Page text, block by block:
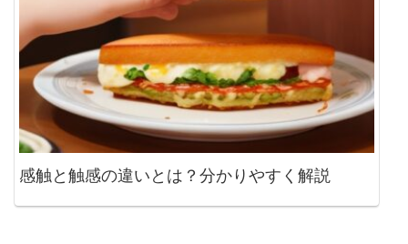
感触と触感の違いとは？分かりやすく解説